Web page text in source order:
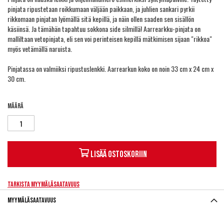
pinjata ripustetaan roikkumaan väljään paikkaan, ja juhlien sankari pyrkii
rikkomaan pinjatan lyömällä sitä kepillä, ja näin ollen saaden sen sisällön
käsiinsä. Ja tämähän tapahtuu sokkona side silmillä! Aarrearkku-pinjata on
malliltaan vetopinjata, eli sen voi perinteisen kepillä mätkimisen sijaan "rikkoa"
myös vetämällä naruista.
Pinjatassa on valmiiksi ripustuslenkki. Aarrearkun koko on noin 33 cm x 24 cm x
30 cm.
Määrä
Lisää ostoskoriin
Tarkista myymäläsaatavuus
Myymäläsaatavuus